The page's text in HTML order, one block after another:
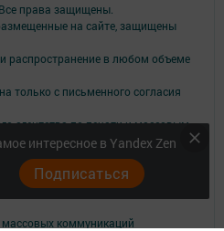
интересное в Yandex Zen
Подписаться
права защищены.
на сайте, защищены
распространение в любом объеме
только с письменного согласия
агентства по печати и массовым
ЭЛ № ФС 77 -⁠ 73782 от 05.10.2018
службой по надзору в сфере
коммуникаций